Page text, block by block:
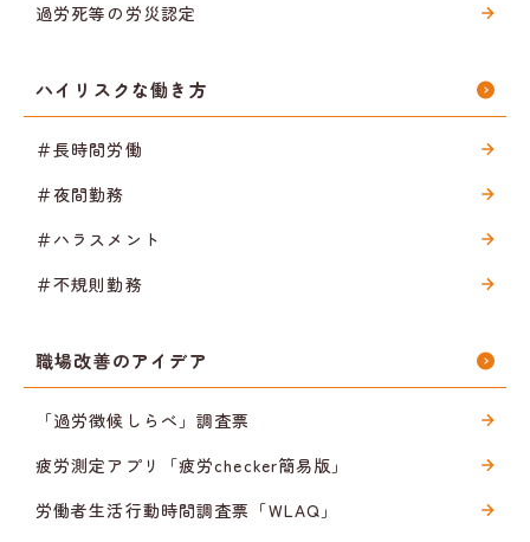
過労死等の労災認定
ハイリスクな働き方
＃長時間労働
＃夜間勤務
＃ハラスメント
＃不規則勤務
職場改善のアイデア
「過労徴候しらべ」調査票
疲労測定アプリ「疲労checker簡易版」
労働者生活行動時間調査票「WLAQ」